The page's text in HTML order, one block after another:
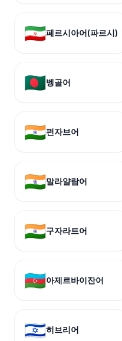
🇮🇷페르시아어(파르시)
🇧🇩벵골어
🇮🇳펀자브어
🇮🇳말라얄람어
🇮🇳구자라트어
🇦🇿아제르바이잔어
🇮🇱히브리어